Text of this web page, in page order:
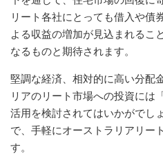
リート各社にとっても借入や債
よる収益の増加が見込まれるこ
なるものと期待されます。
堅調な経済、相対的に高い分配
リアのリート市場への投資には
活用を検討されてはいかがでし
で、手軽にオーストラリアリー
す。